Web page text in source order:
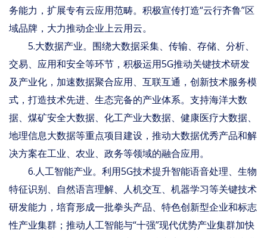
务能力，扩展专有云应用范畴。积极宣传打造“云行齐鲁”区
域品牌，大力推动企业上云用云。
5.大数据产业。围绕大数据采集、传输、存储、分析、
交易、应用和安全等环节，积极运用5G推动关键技术研发
及产业化，加速数据聚合应用、互联互通，创新技术服务模
式，打造技术先进、生态完备的产业体系。支持海洋大数
据、煤矿安全大数据、化工产业大数据、健康医疗大数据、
地理信息大数据等重点项目建设，推动大数据优秀产品和解
决方案在工业、农业、政务等领域的融合应用。
6.人工智能产业。利用5G技术提升智能语音处理、生物
特征识别、自然语言理解、人机交互、机器学习等关键技术
研发能力，培育形成一批拳头产品、特色创新型企业和标志
性产业集群；推动人工智能与“十强”现代优势产业集群加快